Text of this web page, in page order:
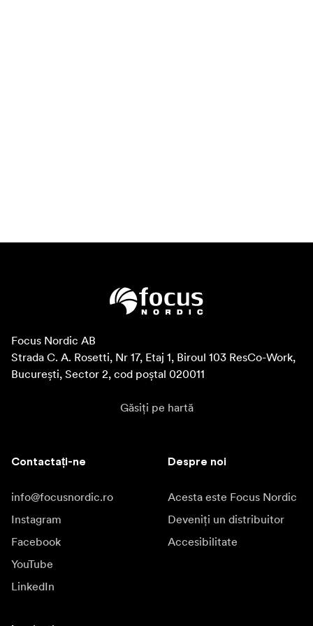
Focus Nordic AB
Strada C. A. Rosetti, Nr 17, Etaj 1, Biroul 103 ResCo-Work,
București, Sector 2, cod poștal 020011
Găsiți pe hartă
Contactați-ne
info@focusnordic.ro
Instagram
Facebook
YouTube
LinkedIn
Despre noi
Acesta este Focus Nordic
Deveniți un distribuitor
Accesibilitate